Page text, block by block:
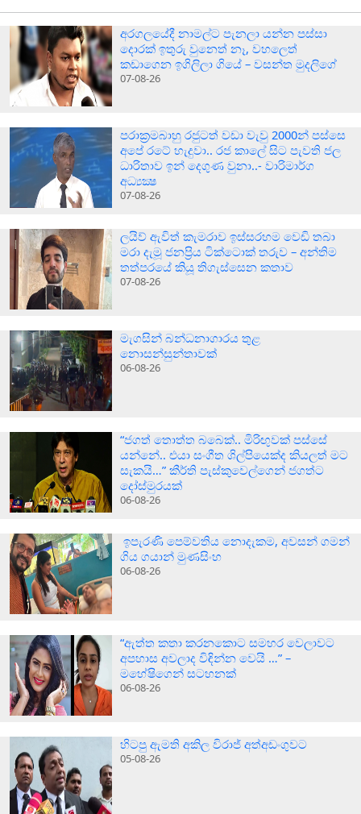
අරගලයේදී නාමල්ට පැනලා යන්න පස්ස‍ා
දොරක් ඉතුරු වුනෙත් නෑ, වහලෙත්
කඩාගෙන ඉගිලිලා ගියේ – වසන්ත මුදලිගේ
07-08-26
පරාක‍්‍රමබාහු රජුටත් වඩා වැවු 2000න් පස්සෙ
අපේ රටේ හැදුවා.. රජ කාලේ සිට පැවති ජල
ධාරිතාව ඉන් දෙගුණ වුනා..- වාරිමාර්ග
අධ්‍යක්‍ෂ
07-08-26
ලයිව් ඇවිත් කැමරාව ඉස්සරහම වෙඩි තබා
මරා දැමූ ජනප්‍රිය ටික්ටොක් තරුව – අන්තිම
තත්පරයේ කියූ තිගැස්සෙන කතාව
07-08-26
මැගසින් බන්ධනාගාරය තුළ
නොසන්සුන්තාවක්
06-08-26
“ජගත් තොත්ත බබෙක්.. මිරිඟුවක් පස්සේ
යන්නේ.. එයා සංගීත ශිල්පියෙක්ද කියලත් මට
සැකයි…” කීර්ති පැස්කුවෙල්ගෙන් ජගත්ට
දෝස්මුරයක්
06-08-26
ඉපැරණි පෙම්වතිය නොදැකම, අවසන් ගමන්
ගිය ගයාන් මුණසිංහ
06-08-26
“ඇත්ත කතා කරනකොට සමහර වෙලාවට
අපහාස අවලාද විඳින්න වෙයි …” –
මහේෂිගෙන් සටහනක්
06-08-26
හිටපු ඇමති අකිල විරාජ් අත්අඩංගුවට
05-08-26